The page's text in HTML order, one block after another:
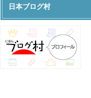
日本ブログ村